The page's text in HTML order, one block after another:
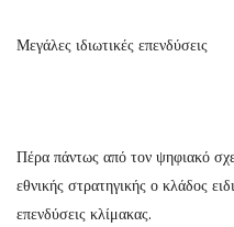
Μεγάλες ιδιωτικές επενδύσεις
Πέρα πάντως από τον ψηφιακό
εθνικής στρατηγικής ο κλάδος
επενδύσεις κλίμακας.